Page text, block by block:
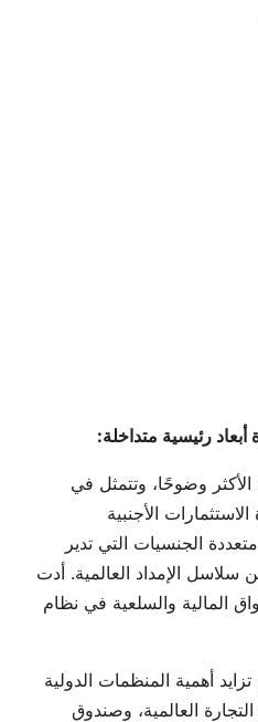
رئيسية متداخلة:
الأكثر وضوحًا، وتتمثل في
الأجنبية
الجنسيات التي تدير
سلاسل الإمداد العالمية. أدت
المالية والسلعية في نظام
أهمية المنظمات الدولية
العالمية، وصندوق